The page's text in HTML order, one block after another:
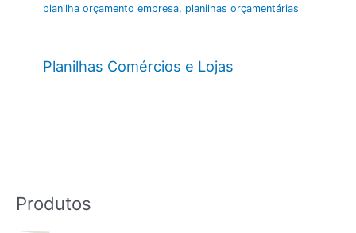
planilha orçamento empresa, planilhas orçamentárias
Planilhas Comércios e Lojas
Produtos